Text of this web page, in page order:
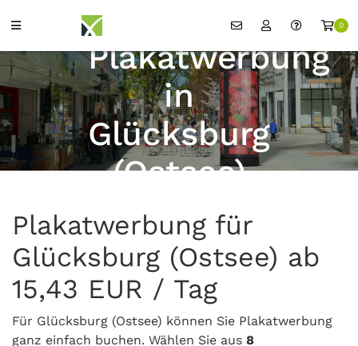
0
Plakatwerbung
in
Glücksburg
(Ostsee)
Plakatwerbung für
Glücksburg (Ostsee) ab
15,43 EUR / Tag
Für Glücksburg (Ostsee) können Sie Plakatwerbung
ganz einfach buchen. Wählen Sie aus 8